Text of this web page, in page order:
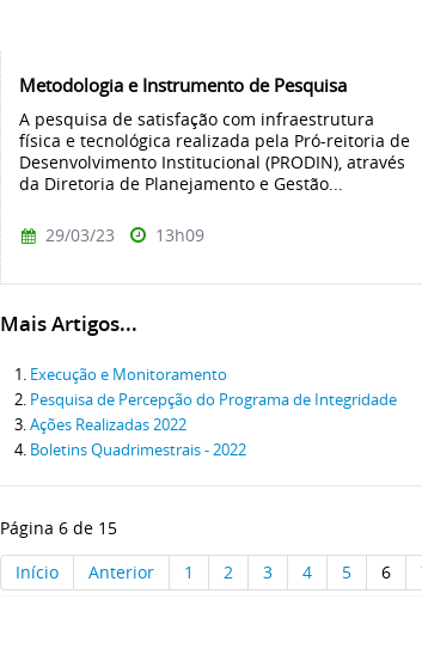
Metodologia e Instrumento de Pesquisa
A pesquisa de satisfação com infraestrutura
física e tecnológica realizada pela Pró-reitoria de
Desenvolvimento Institucional (PRODIN), através
da Diretoria de Planejamento e Gestão...
29/03/23 13h09
Mais Artigos...
Execução e Monitoramento
Pesquisa de Percepção do Programa de Integridade
Ações Realizadas 2022
Boletins Quadrimestrais - 2022
Página 6 de 15
Início
Anterior 1 2 3 4 5 6